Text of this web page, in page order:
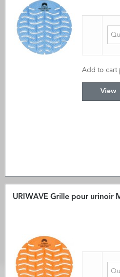
Add to cart
View
URIWAVE Grille pour urinoir